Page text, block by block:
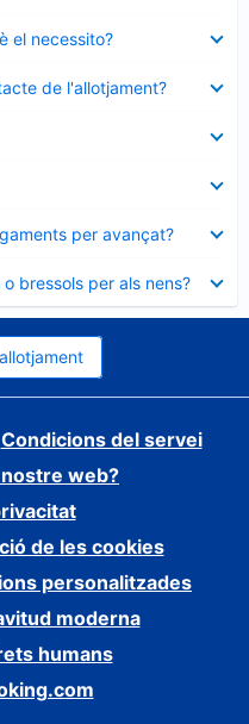
el necessito?
de l'allotjament?
per avançat?
bressols per als nens?
Condicions del servei
web?
de les cookies
personalitzades
moderna
humans